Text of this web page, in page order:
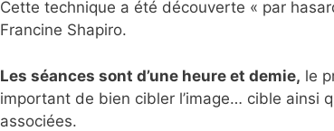
Cette technique a été découverte « par
Francine Shapiro.
Les séances sont d’une heure et demie, le
important de bien cibler l’image… cible ainsi
associées.